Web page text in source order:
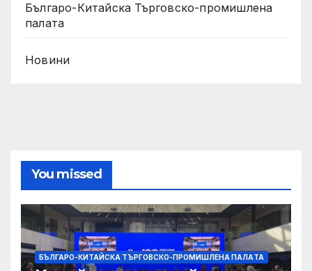
Българо-Китайска Търговско-промишлена
палaта
Новини
You missed
БЪЛГАРО-КИТАЙСКА ТЪРГОВСКО-ПРОМИШЛЕНА ПАЛAТА